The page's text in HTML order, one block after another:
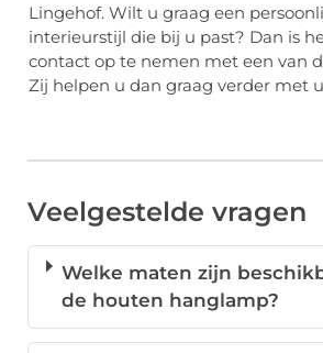
Lingehof. Wilt u graag een
interieurstijl die bij u past? Dan is
contact op te nemen met een van
Zij helpen u dan graag verder met
Veelgestelde vragen
Welke maten zijn
de houten hanglamp?